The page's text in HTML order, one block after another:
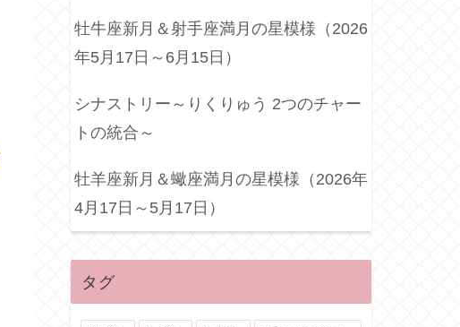
牡牛座新月＆射手座満月の星模様（2026
年5月17日～6月15日）
シナストリー～りくりゅう 2つのチャー
トの統合～
牡羊座新月＆蠍座満月の星模様（2026年
4月17日～5月17日）
タグ